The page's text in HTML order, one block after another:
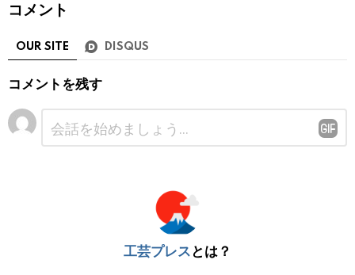
コメント
OUR SITE DISQUS
コメントを残す
工芸プレス とは？